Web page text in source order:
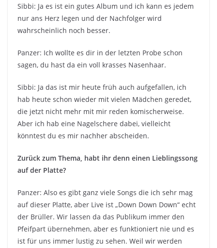
Sibbi: Ja es ist ein gutes Album und ich kann es jedem
nur ans Herz legen und der Nachfolger wird
wahrscheinlich noch besser.
Panzer: Ich wollte es dir in der letzten Probe schon
sagen, du hast da ein voll krasses Nasenhaar.
Sibbi: Ja das ist mir heute früh auch aufgefallen, ich
hab heute schon wieder mit vielen Mädchen geredet,
die jetzt nicht mehr mit mir reden komischerweise.
Aber ich hab eine Nagelschere dabei, vielleicht
könntest du es mir nachher abscheiden.
Zurück zum Thema, habt ihr denn einen Lieblingssong
auf der Platte?
Panzer: Also es gibt ganz viele Songs die ich sehr mag
auf dieser Platte, aber Live ist „Down Down Down“ echt
der Brüller. Wir lassen da das Publikum immer den
Pfeifpart übernehmen, aber es funktioniert nie und es
ist für uns immer lustig zu sehen. Weil wir werden